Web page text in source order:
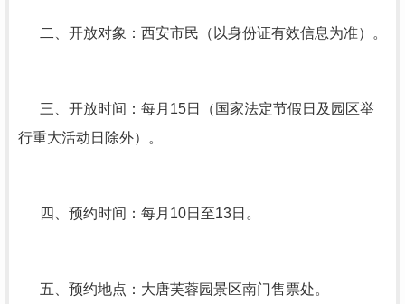
二、开放对象：西安市民（以身份证有效信息为准）。
三、开放时间：每月15日（国家法定节假日及园区举
行重大活动日除外）。
四、预约时间：每月10日至13日。
五、预约地点：大唐芙蓉园景区南门售票处。